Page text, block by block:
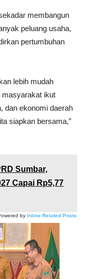
membangun
peluang usaha,
pertumbuhan
lebih mudah
masyarakat ikut
dan ekonomi daerah
siapkan bersama,”
Sumbar,
Capai Rp5,77
by Inline Related Posts